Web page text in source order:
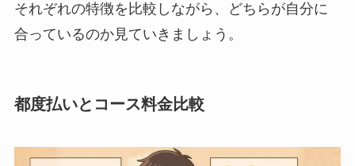
それぞれの特徴を比較しながら、どちらが自分に
合っているのか見ていきましょう。
都度払いとコース料金比較